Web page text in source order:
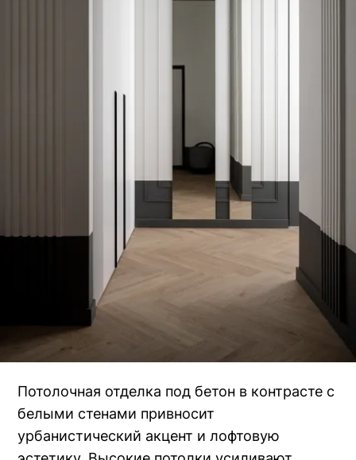
Потолочная отделка под бетон в контрасте с
белыми стенами привносит
урбанистический акцент и лофтовую